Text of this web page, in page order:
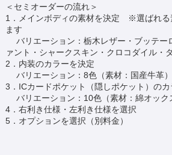
＜セミオーダーの流れ＞
1．メインボディの素材を決定 ※選ばれる
ます
バリエーション：栃木レザー・ブッテー
ァント・シャークスキン・クロコダイル・
2．内装のカラーを決定
バリエーション：8色（素材：国産牛革）
3．ICカードポケット（隠しポケット）の
バリエーション：10色（素材：綿オック
4．右利き仕様・左利き仕様を選択
5．オプションを選択（別料金）